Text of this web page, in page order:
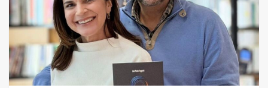
Luiz
Paulo
Foggetti,
já